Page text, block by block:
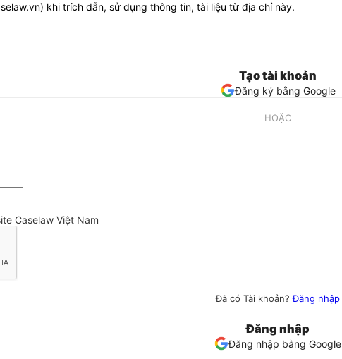
) khi trích dẫn, sử dụng thông tin, tài liệu từ địa chỉ này.
Tạo tài khoản
Đăng ký bằng Google
HOẶC
Caselaw Việt Nam
Đã có Tài khoản?Đăng nhập
Đăng nhập
Đăng nhập bằng Google